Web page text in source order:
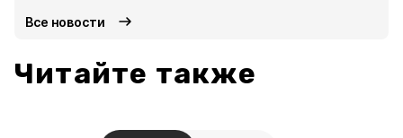
Все новости
Читайте также